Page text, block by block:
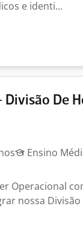
e identi...
Divisão De
Ensino
Operacional
nossa